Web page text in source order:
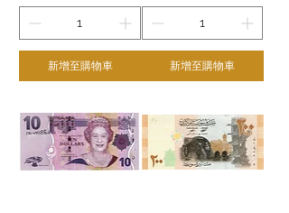
新增至購物車 新增至購物車